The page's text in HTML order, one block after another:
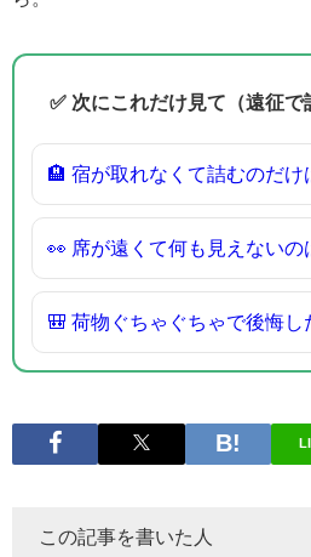
✅ 次にこれだけ見て（遠征で
🏨 宿が取れなくて詰むのだけ
👀 席が遠くて何も見えないの
🎒 荷物ぐちゃぐちゃで後悔し
この記事を書いた人